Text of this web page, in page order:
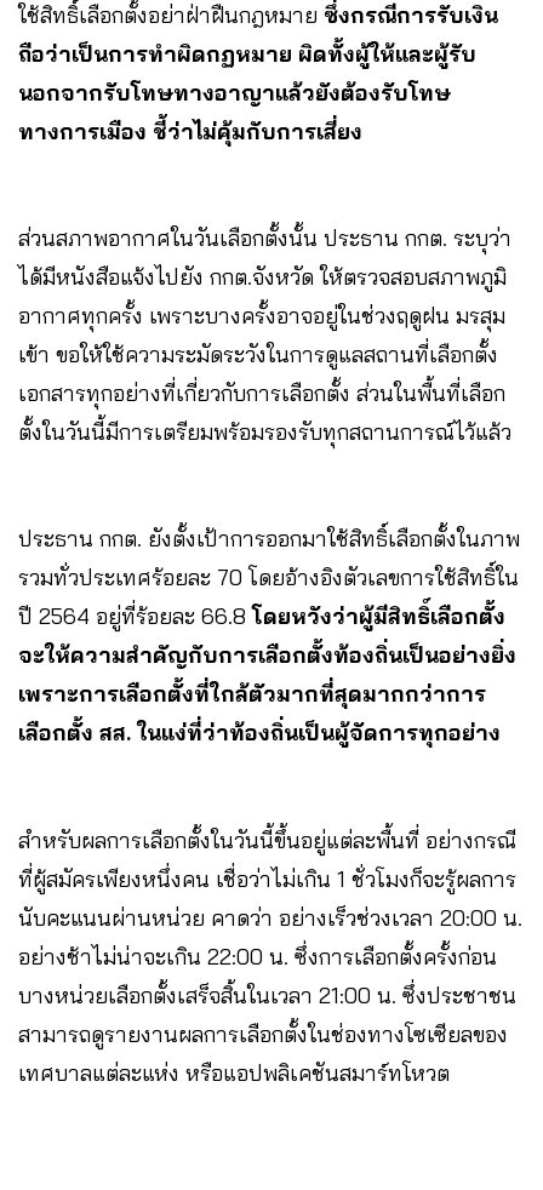
ใช้สิทธิ์เลือกตั้งอย่าฝ่าฝืนกฎหมาย ซึ่งกรณีการรับเงิน
ถือว่าเป็นการทำผิดกฏหมาย ผิดทั้งผู้ให้และผู้รับ
นอกจากรับโทษทางอาญาแล้วยังต้องรับโทษ
ทางการเมือง ชี้ว่าไม่คุ้มกับการเสี่ยง
ส่วนสภาพอากาศในวันเลือกตั้งนั้น ประธาน กกต. ระบุว่า
ได้มีหนังสือแจ้งไปยัง กกต.จังหวัด ให้ตรวจสอบสภาพภูมิ
อากาศทุกครั้ง เพราะบางครั้งอาจอยู่ในช่วงฤดูฝน มรสุม
เข้า ขอให้ใช้ความระมัดระวังในการดูแลสถานที่เลือกตั้ง
เอกสารทุกอย่างที่เกี่ยวกับการเลือกตั้ง ส่วนในพื้นที่เลือก
ตั้งในวันนี้มีการเตรียมพร้อมรองรับทุกสถานการณ์ไว้แล้ว
ประธาน กกต. ยังตั้งเป้าการออกมาใช้สิทธิ์เลือกตั้งในภาพ
รวมทั่วประเทศร้อยละ 70 โดยอ้างอิงตัวเลขการใช้สิทธิ์ใน
ปี 2564 อยู่ที่ร้อยละ 66.8โดยหวังว่าผู้มีสิทธิ์เลือกตั้ง
จะให้ความสำคัญกับการเลือกตั้งท้องถิ่นเป็นอย่างยิ่ง
เพราะการเลือกตั้งที่ใกล้ตัวมากที่สุดมากกว่าการ
เลือกตั้ง สส. ในแง่ที่ว่าท้องถิ่นเป็นผู้จัดการทุกอย่าง
สำหรับผลการเลือกตั้งในวันนี้ขึ้นอยู่แต่ละพื้นที่ อย่างกรณี
ที่ผู้สมัครเพียงหนึ่งคน เชื่อว่าไม่เกิน 1 ชั่วโมงก็จะรู้ผลการ
นับคะแนนผ่านหน่วย คาดว่า อย่างเร็วช่วงเวลา 20:00 น.
อย่างช้าไม่น่าจะเกิน 22:00 น. ซึ่งการเลือกตั้งครั้งก่อน
บางหน่วยเลือกตั้งเสร็จสิ้นในเวลา 21:00 น. ซึ่งประชาชน
สามารถดูรายงานผลการเลือกตั้งในช่องทางโซเซียลของ
เทศบาลแต่ละแห่ง หรือแอปพลิเคชันสมาร์ทโหวต